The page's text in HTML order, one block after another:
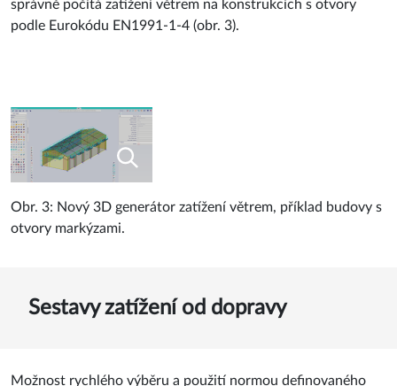
správně počítá zatížení větrem na konstrukcích s otvory
podle Eurokódu EN1991-1-4 (obr. 3).
Obr. 3: Nový 3D generátor zatížení větrem, příklad budovy s
otvory markýzami.
Sestavy zatížení od dopravy
Možnost rychlého výběru a použití normou definovaného